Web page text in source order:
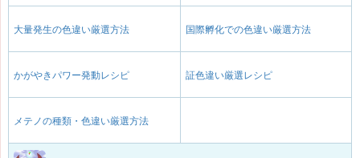
大量発生の色違い厳選方法 国際孵化での色違い厳選方法
かがやきパワー発動レシピ 証色違い厳選レシピ
メテノの種類・色違い厳選方法